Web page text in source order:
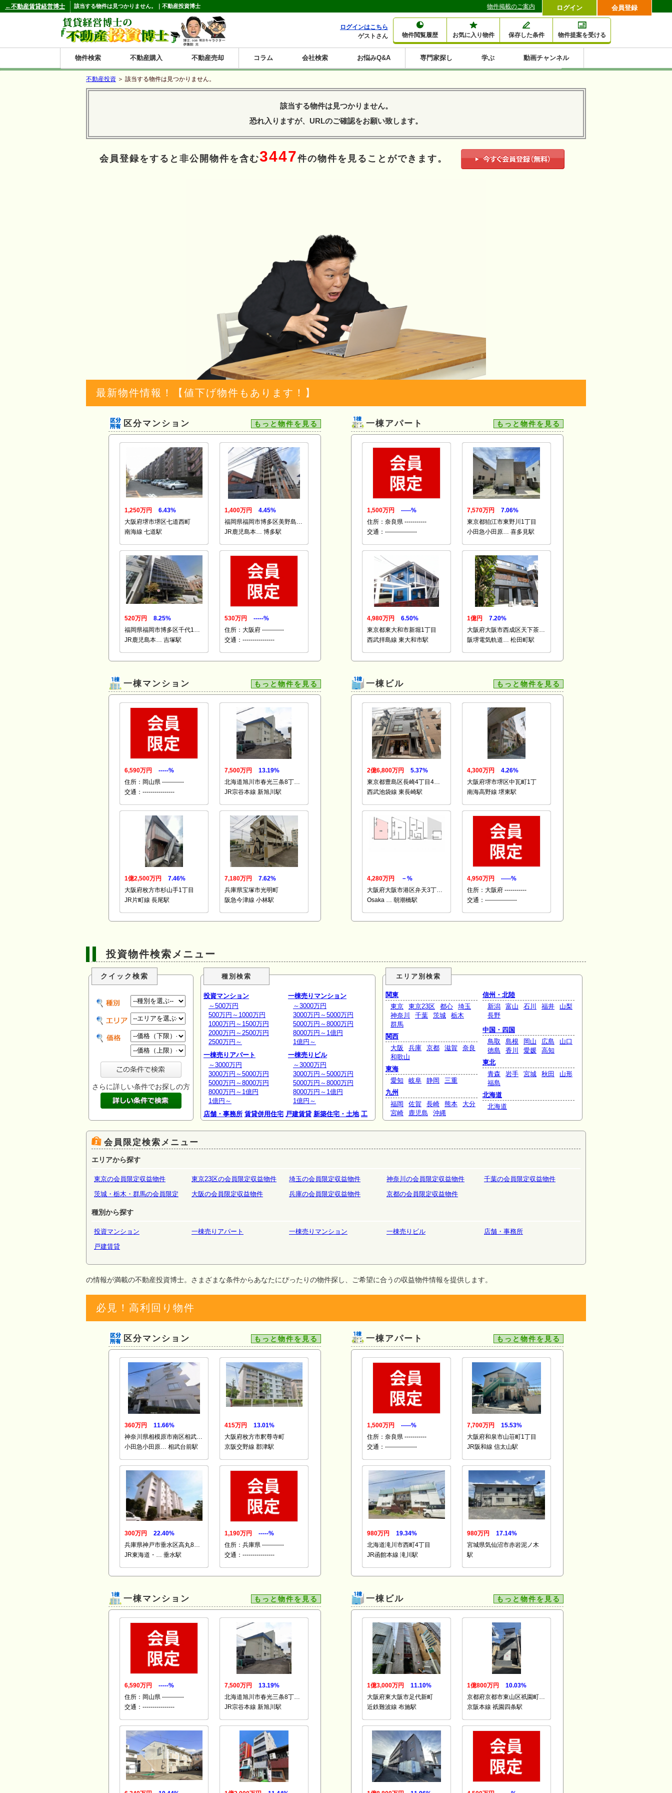
該当する物件は見つかりません。｜不動産投資博士
物件閲覧履歴 お気に入り物件 保存した条件 物件提案を受ける
ログインはこちら
ゲストさん
物件検索
投資マンション
一棟売りアパート
一棟売りマンション
一棟売りビル
店舗・事務所
賃貸併用住宅
戸建賃貸
土地
新築住宅
工場・倉庫
ホテルペンション 利回り7%以上
利回り8%以上
利回り9%以上
利回り10%以上
利回り11%以上
利回り12%以上
利回り13%以上
利回り14%以上
利回り15%以上
利回り16%以上
不動産購入 不動産売却 コラム 会社検索 お悩みQ&A 専門家探し 学ぶ 動画チャンネル
ログイン 会員登録
物件掲載のご案内
←不動産賃貸経営博士
不動産投資 ＞ 該当する物件は見つかりません。
該当する物件は見つかりません。
恐れ入りますが、URLのご確認をお願い致します。
会員登録をすると非公開物件を含む3447件の物件を見ることができます。
最新物件情報！【値下げ物件もあります！】
区分マンション もっと物件を見る
1,250万円
6.43%
大阪府堺市堺区七道西町
南海線 七道駅
1,400万円
4.45%
福岡県福岡市博多区美野島…
JR鹿児島本… 博多駅
520万円
8.25%
福岡県福岡市博多区千代1…
JR鹿児島本… 吉塚駅
530万円
-----%
住所：大阪府 -----------
交通：----------------
一棟アパート もっと物件を見る
1,500万円
-----%
住所：奈良県 -----------
交通：----------------
7,570万円
7.06%
東京都狛江市東野川1丁目
小田急小田原… 喜多見駅
4,980万円
6.50%
東京都東大和市新堀1丁目
西武拝島線 東大和市駅
1億円
7.20%
大阪府大阪市西成区天下茶…
阪堺電気軌道… 松田町駅
一棟マンション もっと物件を見る
6,590万円
-----%
住所：岡山県 -----------
交通：----------------
7,500万円
13.19%
北海道旭川市春光三条8丁…
JR宗谷本線 新旭川駅
1億2,500万円
7.46%
大阪府枚方市杉山手1丁目
JR片町線 長尾駅
7,180万円
7.62%
兵庫県宝塚市光明町
阪急今津線 小林駅
一棟ビル もっと物件を見る
2億6,800万円
5.37%
東京都豊島区長崎4丁目4…
西武池袋線 東長崎駅
4,300万円
4.26%
大阪府堺市堺区中瓦町1丁
南海高野線 堺東駅
4,280万円
－%
大阪府大阪市港区弁天3丁…
Osaka … 朝潮橋駅
4,950万円
-----%
住所：大阪府 -----------
交通：----------------
投資物件検索メニュー
クイック検索
さらに詳しい条件でお探しの方
種別検索
投資マンション
～500万円
500万円～1000万円
1000万円～1500万円
2000万円～2500万円
2500万円～
一棟売りアパート
～3000万円
3000万円～5000万円
5000万円～8000万円
8000万円～1億円
1億円～
一棟売りマンション
～3000万円
3000万円～5000万円
5000万円～8000万円
8000万円～1億円
1億円～
一棟売りビル
～3000万円
3000万円～5000万円
5000万円～8000万円
8000万円～1億円
1億円～
店舗・事務所 賃貸併用住宅 戸建賃貸 新築住宅・土地 工
エリア別検索
関東
東京
東京23区 都心
埼玉
神奈川
千葉 茨城
栃木
群馬
関西
大阪
兵庫 京都 滋賀
奈良
和歌山
東海
愛知
岐阜 静岡
三重
九州
福岡
佐賀 長崎 熊本
大分
宮崎
鹿児島 沖縄
信州・北陸
新潟
富山 石川 福井
山梨
長野
中国・四国
鳥取
島根 岡山 広島
山口
徳島
香川 愛媛
高知
東北
青森
岩手 宮城 秋田
山形
福島
北海道
北海道
会員限定検索メニュー
エリアから探す
東京の会員限定収益物件 東京23区の会員限定収益物件 埼玉の会員限定収益物件 神奈川の会員限定収益物件
千葉の会員限定収益物件
茨城・栃木・群馬の会員限定
大阪の会員限定収益物件 兵庫の会員限定収益物件 京都の会員限定収益物件
種別から探す
投資マンション 一棟売りアパート 一棟売りマンション 一棟売りビル
店舗・事務所
戸建賃貸
の情報が満載の不動産投資博士。さまざまな条件からあなたにぴったりの物件探し、ご希望に合うの収益物件情報を提供します。
必見！高利回り物件
区分マンション もっと物件を見る
360万円
11.66%
神奈川県相模原市南区相武…
小田急小田原… 相武台前駅
415万円
13.01%
大阪府枚方市釈尊寺町
京阪交野線 郡津駅
300万円
22.40%
兵庫県神戸市垂水区高丸8…
JR東海道・… 垂水駅
1,190万円
-----%
住所：兵庫県 -----------
交通：----------------
一棟アパート もっと物件を見る
1,500万円
-----%
住所：奈良県 -----------
交通：----------------
7,700万円
15.53%
大阪府和泉市山荘町1丁目
JR阪和線 信太山駅
980万円
19.34%
北海道滝川市西町4丁目
JR函館本線 滝川駅
980万円
17.14%
宮城県気仙沼市赤岩泥ノ木
駅
一棟マンション もっと物件を見る
6,590万円
-----%
住所：岡山県 -----------
交通：----------------
7,500万円
13.19%
北海道旭川市春光三条8丁…
JR宗谷本線 新旭川駅
一棟ビル もっと物件を見る
1億3,000万円
11.10%
大阪府東大阪市足代新町
近鉄難波線 布施駅
1億800万円
10.03%
京都府京都市東山区祇園町…
京阪本線 祇園四条駅